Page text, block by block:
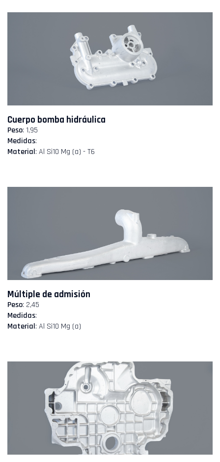
Cuerpo bomba hidráulica
Peso: 1,95
Medidas:
Material: Al Si10 Mg (a) - T6
Múltiple de admisión
Peso: 2,45
Medidas:
Material: Al Si10 Mg (a)